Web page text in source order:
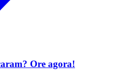
Ore agora!